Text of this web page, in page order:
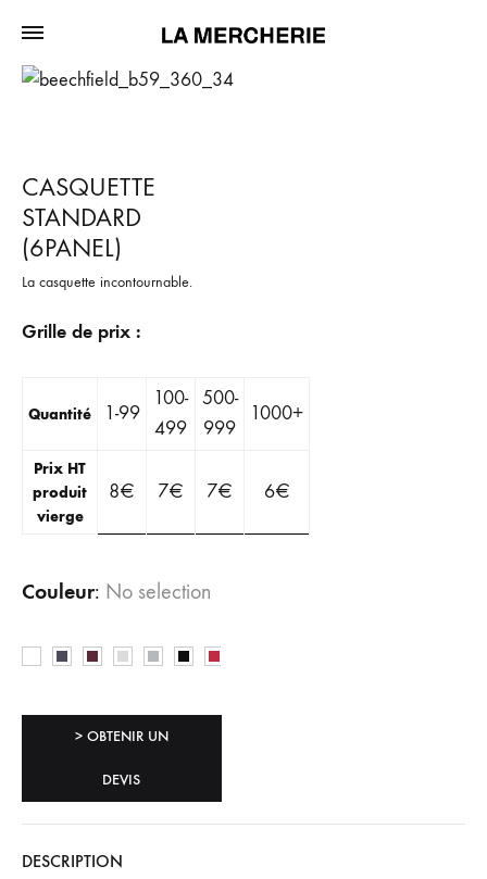
CASQUETTE
STANDARD
(6PANEL)
La casquette incontournable.
Grille de prix :
Quantité 1-99
100-
499
500-
999
1000+
Prix HT
produit
vierge
8€ 7€ 7€ 6€
Couleur: No selection
> OBTENIR UN
DEVIS
DESCRIPTION